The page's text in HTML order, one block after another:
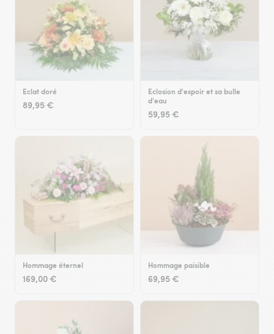
Eclat doré
89,95 €
Eclosion d'espoir et sa bulle
d'eau
59,95 €
Hommage éternel
169,00 €
Hommage paisible
69,95 €